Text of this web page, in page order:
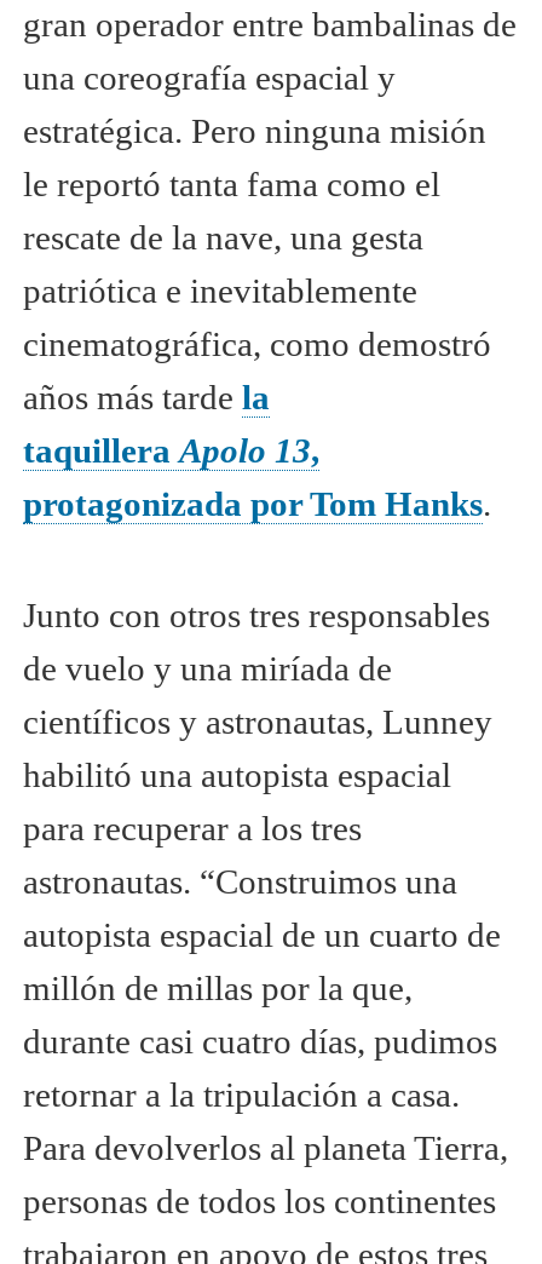
gran operador entre bambalinas de
una coreografía espacial y
estratégica. Pero ninguna misión
le reportó tanta fama como el
rescate de la nave, una gesta
patriótica e inevitablemente
cinematográfica, como demostró
años más tarde la
taquilleraApolo 13,
protagonizada por Tom Hanks.
Junto con otros tres responsables
de vuelo y una miríada de
científicos y astronautas, Lunney
habilitó una autopista espacial
para recuperar a los tres
astronautas. “Construimos una
autopista espacial de un cuarto de
millón de millas por la que,
durante casi cuatro días, pudimos
retornar a la tripulación a casa.
Para devolverlos al planeta Tierra,
personas de todos los continentes
trabajaron en apoyo de estos tres